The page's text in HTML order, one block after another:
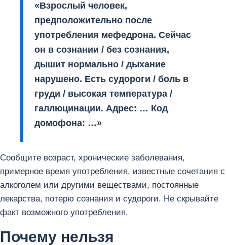
«Взрослый человек,
предположительно после
употребления мефедрона. Сейчас
он в сознании / без сознания,
дышит нормально / дыхание
нарушено. Есть судороги / боль в
груди / высокая температура /
галлюцинации. Адрес: … Код
домофона: …»
Сообщите возраст, хронические заболевания,
примерное время употребления, известные сочетания с
алкоголем или другими веществами, постоянные
лекарства, потерю сознания и судороги. Не скрывайте
факт возможного употребления.
Почему нельзя